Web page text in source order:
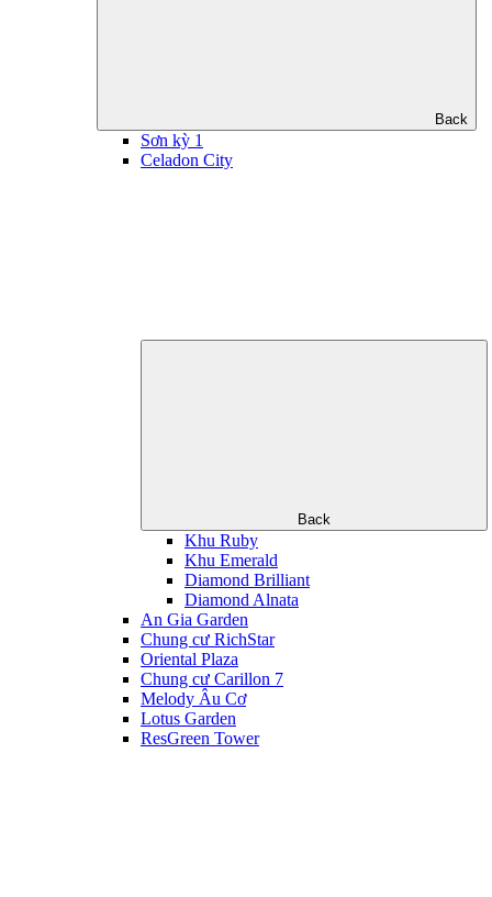
Back
Sơn kỳ 1
Celadon City
Back
Khu Ruby
Khu Emerald
Diamond Brilliant
Diamond Alnata
An Gia Garden
Chung cư RichStar
Oriental Plaza
Chung cư Carillon 7
Melody Âu Cơ
Lotus Garden
ResGreen Tower